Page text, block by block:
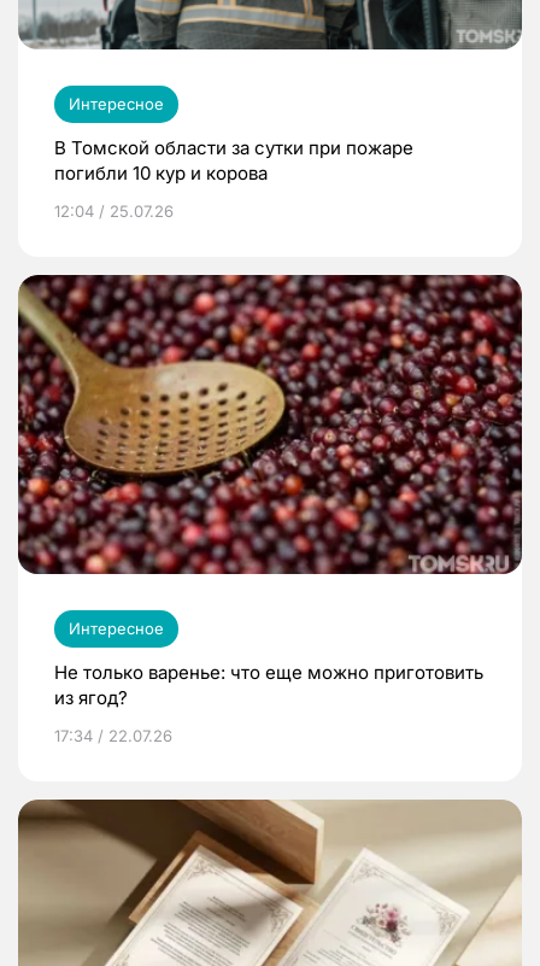
Интересное
В Томской области за сутки при пожаре
погибли 10 кур и корова
12:04 / 25.07.26
Интересное
Не только варенье: что еще можно приготовить
из ягод?
17:34 / 22.07.26